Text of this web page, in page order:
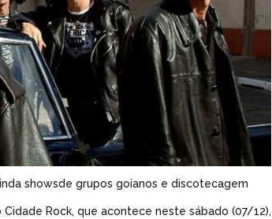
showsde grupos goianos e discotecagem
Rock, que acontece neste sábado (07/12),